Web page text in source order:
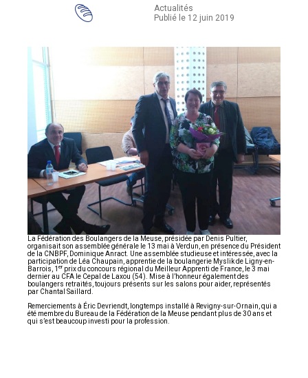
Actualités
Publié le 12 juin 2019
La Fédération des Boulangers de la Meuse, présidée par Denis Pultier,
organisait son assemblée générale le 13 mai à Verdun, en présence du Président
de la CNBPF, Dominique Anract. Une assemblée studieuse et intéressée, avec la
participation de Léa Chaupain, apprentie de la boulangerie Myslik de Ligny-en-
Barrois, 1 er prix du concours régional du Meilleur Apprenti de France, le 3 mai
dernier au CFA le Cepal de Laxou (54). Mise à l’honneur également des
boulangers retraités, toujours présents sur les salons pour aider, représentés
par Chantal Saillard.
Remerciements à Éric Devriendt, longtemps installé à Revigny-sur-Ornain, qui a
été membre du Bureau de la Fédération de la Meuse pendant plus de 30 ans et
qui s’est beaucoup investi pour la profession.